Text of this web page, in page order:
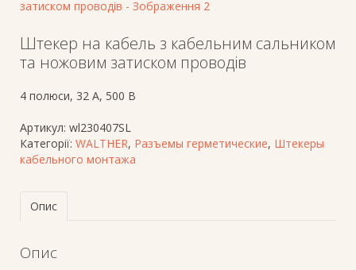
Штекер на кабель з кабельним сальником
та ножовим затиском проводів
4 полюси, 32 A, 500 В
Артикул: wl230407SL
Категорії: WALTHER, Разъемы герметические, Штекеры
кабельного монтажа
Опис
Опис